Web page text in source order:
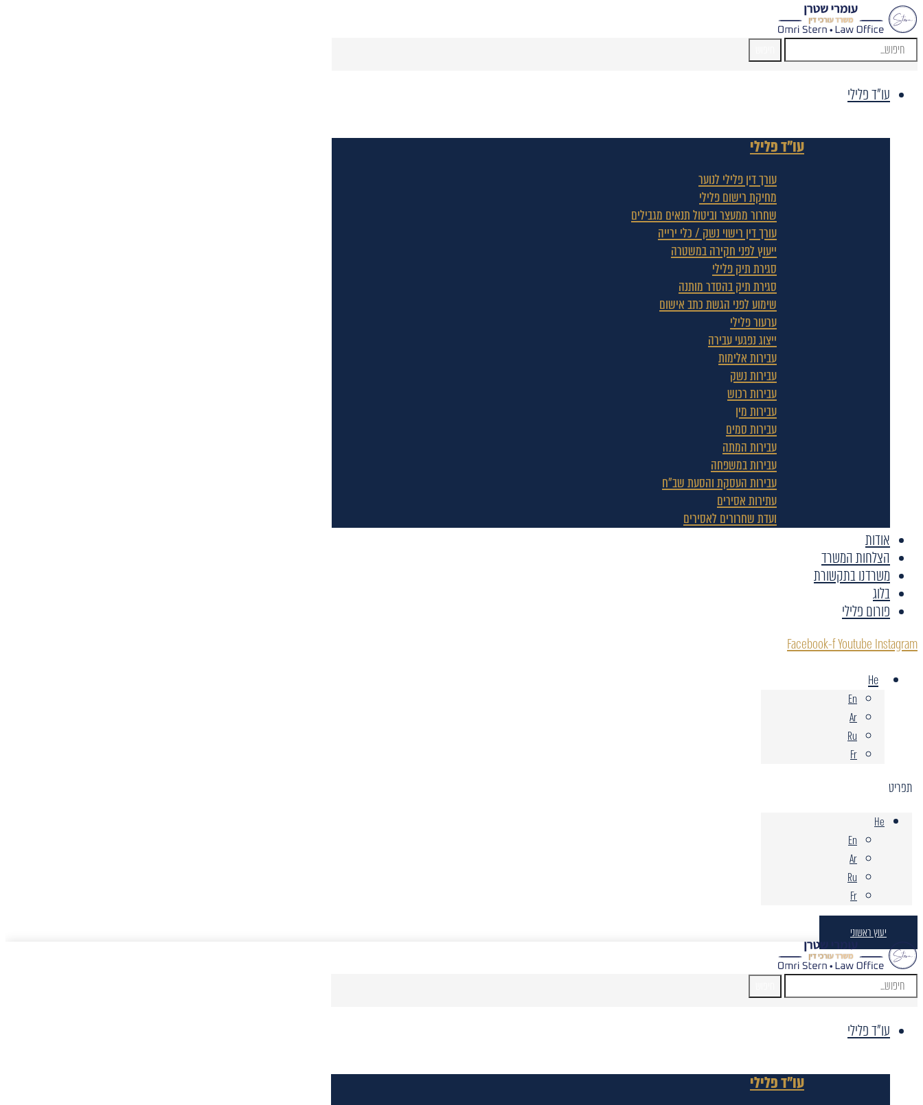
עו"ד פלילי
עו"ד פלילי
עורך דין פלילי לנוער
מחיקת רישום פלילי
שחרור ממעצר וביטול תנאים מגבילים
עורך דין רישוי נשק / כלי ירייה
ייעוץ לפני חקירה במשטרה
סגירת תיק פלילי
סגירת תיק בהסדר מותנה
שימוע לפני הגשת כתב אישום
ערעור פלילי
ייצוג נפגעי עבירה
עבירות אלימות
עבירות נשק
עבירות רכוש
עבירות מין
עבירות סמים
עבירות המתה
עבירות במשפחה
עבירות העסקת והסעת שב"ח
עתירות אסירים
ועדת שחרורים לאסירים
אודות
הצלחות המשרד
משרדנו בתקשורת
בלוג
פורום פלילי
Facebook-fYoutube Instagram
He
En
Ar
Ru
Fr
תפריט
He
En
Ar
Ru
Fr
יעוץ ראשוני
עו"ד פלילי
עו"ד פלילי